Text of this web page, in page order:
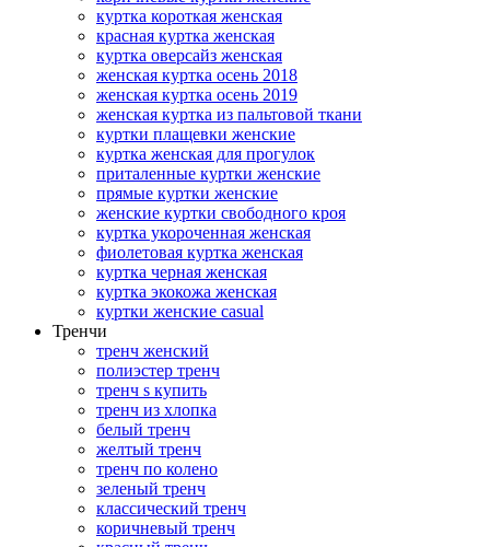
куртка короткая женская
красная куртка женская
куртка оверсайз женская
женская куртка осень 2018
женская куртка осень 2019
женская куртка из пальтовой ткани
куртки плащевки женские
куртка женская для прогулок
приталенные куртки женские
прямые куртки женские
женские куртки свободного кроя
куртка укороченная женская
фиолетовая куртка женская
куртка черная женская
куртка экокожа женская
куртки женские casual
Тренчи
тренч женский
полиэстер тренч
тренч s купить
тренч из хлопка
белый тренч
желтый тренч
тренч по колено
зеленый тренч
классический тренч
коричневый тренч